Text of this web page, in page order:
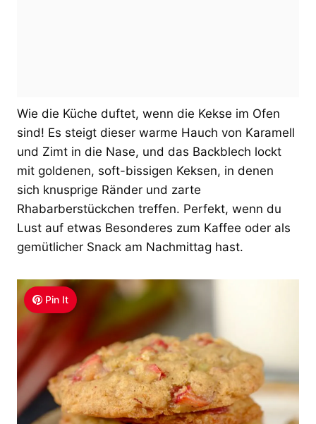
Wie die Küche duftet, wenn die Kekse im Ofen
sind! Es steigt dieser warme Hauch von Karamell
und Zimt in die Nase, und das Backblech lockt
mit goldenen, soft-bissigen Keksen, in denen
sich knusprige Ränder und zarte
Rhabarberstückchen treffen. Perfekt, wenn du
Lust auf etwas Besonderes zum Kaffee oder als
gemütlicher Snack am Nachmittag hast.
Pin It